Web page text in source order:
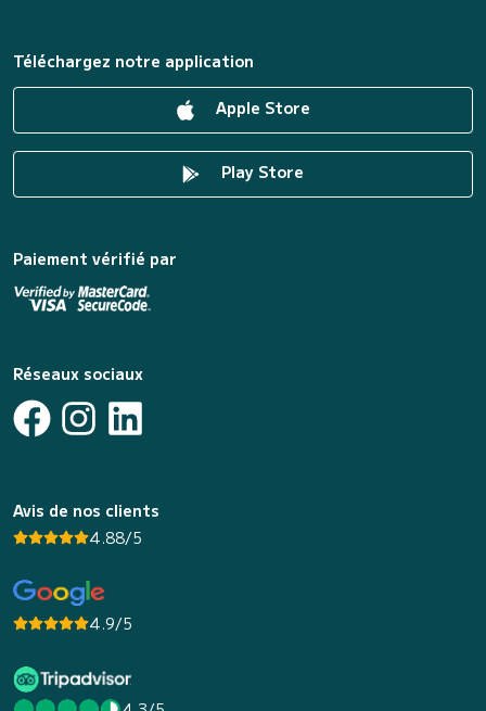
Téléchargez notre application
Apple Store
Play Store
Paiement vérifié par
Réseaux sociaux
Avis de nos clients
4.88/5
4.9/5